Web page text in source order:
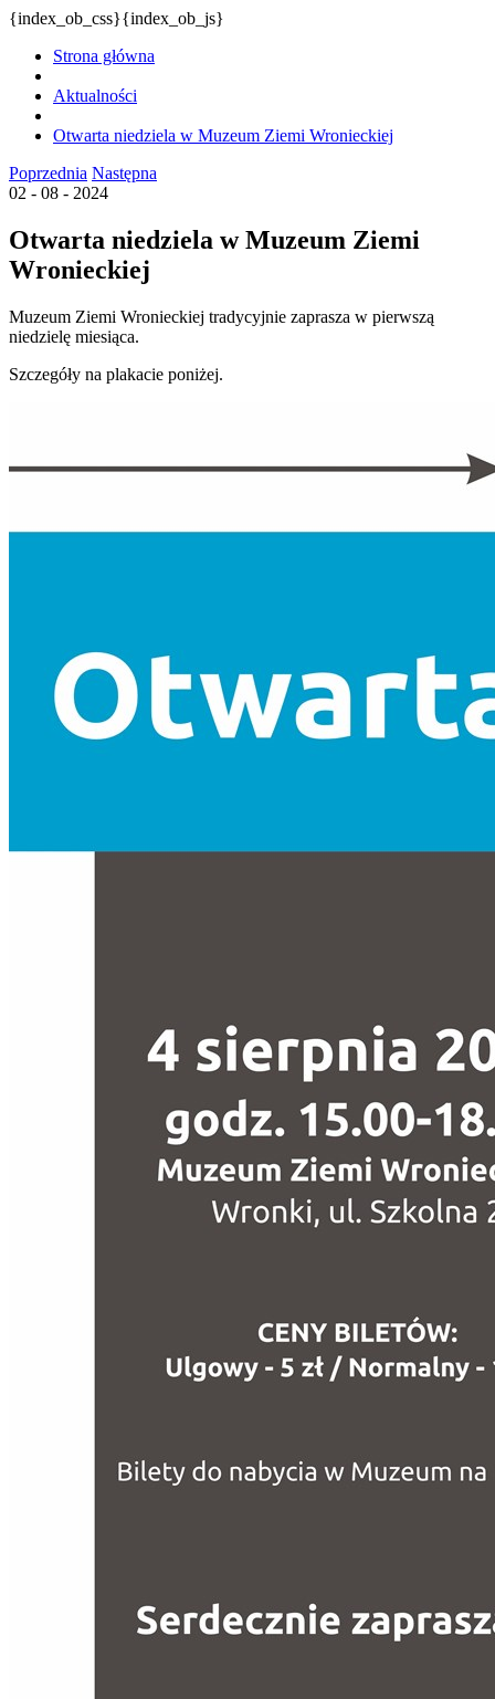
{index_ob_css}{index_ob_js}
Strona główna
Aktualności
Otwarta niedziela w Muzeum Ziemi Wronieckiej
Poprzednia Następna
02 - 08 - 2024
Otwarta niedziela w Muzeum Ziemi
Wronieckiej
Muzeum Ziemi Wronieckiej tradycyjnie zaprasza w pierwszą
niedzielę miesiąca.
Szczegóły na plakacie poniżej.